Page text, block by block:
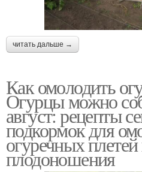
читать дальше →
Как омолодить
Огурцы можно
август: рецепты
подкормок для
огуречных
плодоношения